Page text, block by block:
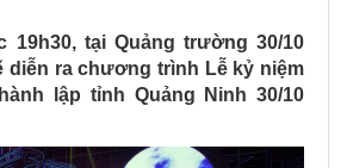
19h30, tại Quảng trường 30/10
diễn ra chương trình Lễ kỷ niệm
lập tỉnh Quảng Ninh 30/10